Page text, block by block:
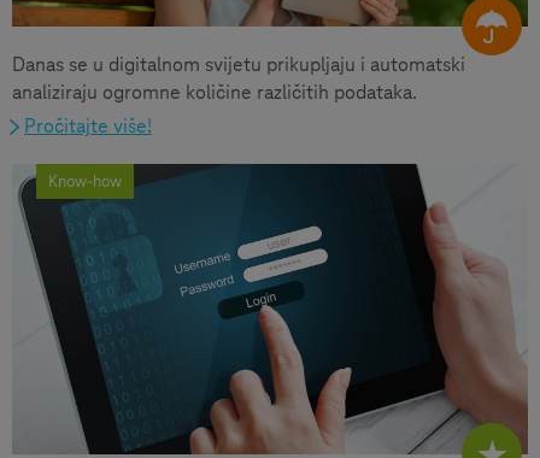
Danas se u digitalnom svijetu prikupljaju i automatski
analiziraju ogromne količine različitih podataka.
Pročitajte više!
Know-how